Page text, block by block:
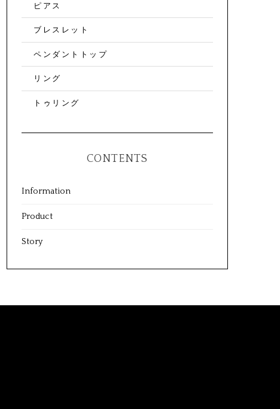
ピアス
ブレスレット
ペンダントトップ
リング
トゥリング
CONTENTS
Information
Product
Story